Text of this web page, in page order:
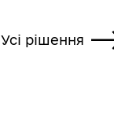
Усі рішення